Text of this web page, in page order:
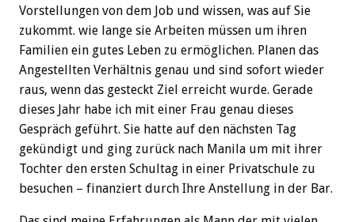
Vorstellungen von dem Job und wissen, was auf Sie
zukommt. wie lange sie Arbeiten müssen um ihren
Familien ein gutes Leben zu ermöglichen. Planen das
Angestellten Verhältnis genau und sind sofort wieder
raus, wenn das gesteckt Ziel erreicht wurde. Gerade
dieses Jahr habe ich mit einer Frau genau dieses
Gespräch geführt. Sie hatte auf den nächsten Tag
gekündigt und ging zurück nach Manila um mit ihrer
Tochter den ersten Schultag in einer Privatschule zu
besuchen – finanziert durch Ihre Anstellung in der Bar.